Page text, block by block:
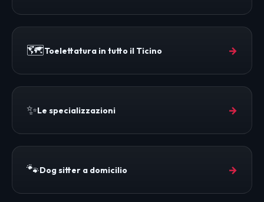
🗺️Toelettatura in tutto il Ticino →
✨Le specializzazioni →
🐾Dog sitter a domicilio →